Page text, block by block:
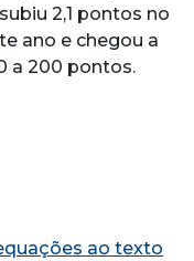
2,1 pontos no
ano e chegou a
a 200 pontos.
ao texto